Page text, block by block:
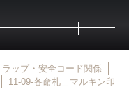
ラップ・安全コード関係
11-09-各命札＿マルキン印